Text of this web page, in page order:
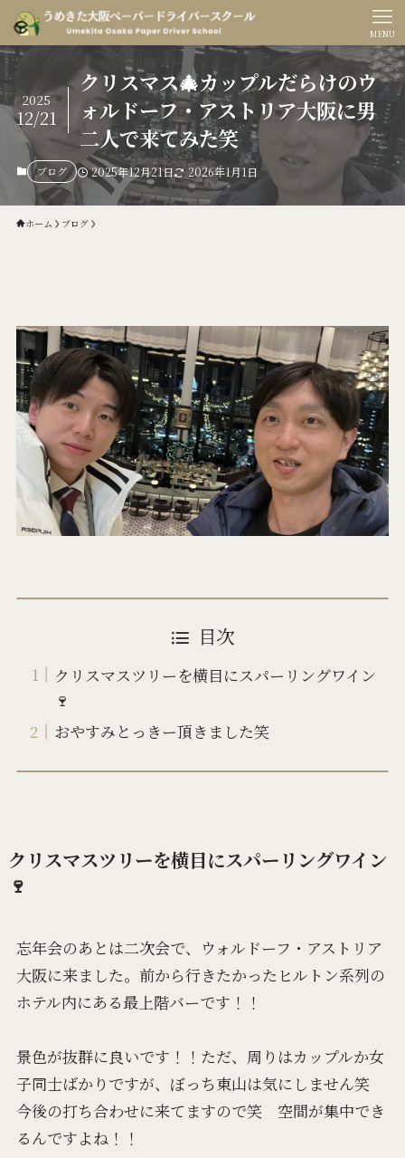
MENU
クリスマス🎄カップルだらけのウ
ォルドーフ・アストリア大阪に男
二人で来てみた笑
2025
12/21
ブログ 2025年12月21日 2026年1月1日
ホーム ブログ
目次
クリスマスツリーを横目にスパーリングワイン
🍷
おやすみとっきー頂きました笑
クリスマスツリーを横目にスパーリングワイン
🍷
忘年会のあとは二次会で、ウォルドーフ・アストリア
大阪に来ました。前から行きたかったヒルトン系列の
ホテル内にある最上階バーです！！
景色が抜群に良いです！！ただ、周りはカップルか女
子同士ばかりですが、ぼっち東山は気にしません笑
今後の打ち合わせに来てますので笑 空間が集中でき
るんですよね！！